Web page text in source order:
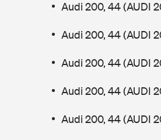
Audi 200, 44 (AUDI
Audi 200, 44 (AUDI
Audi 200, 44 (AUDI
Audi 200, 44 (AUDI
Audi 200, 44 (AUDI